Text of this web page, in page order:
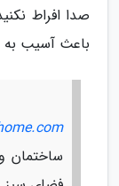
صدا افراط
باعث آسیب به
ساختمان